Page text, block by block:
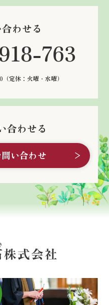
わせる
763
（定休：火曜・水曜）
合わせる
い合わせ